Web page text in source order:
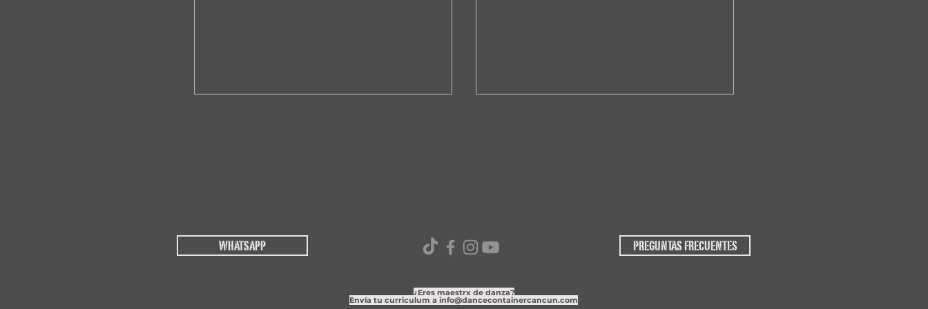
WHATSAPP PREGUNTAS FRECUENTES
¿Eres maestrx de danza?
Envía tu curriculum a info@dancecontainercancun.com